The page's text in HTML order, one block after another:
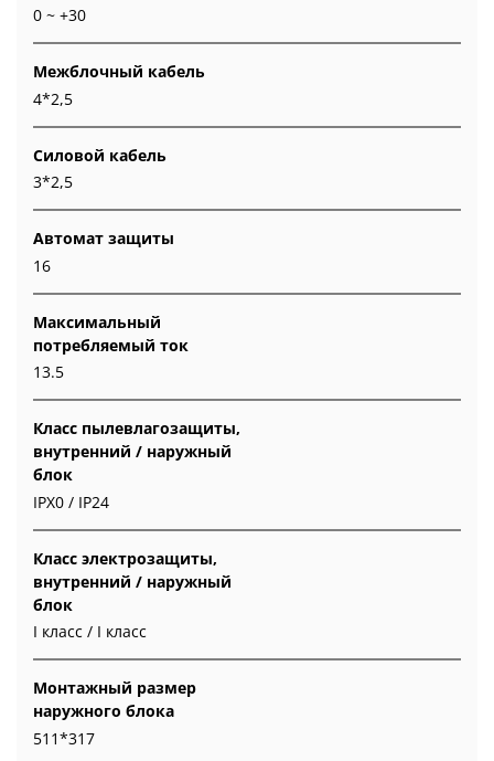
0 ~ +30
Межблочный кабель
4*2,5
Силовой кабель
3*2,5
Автомат защиты
16
Максимальный
потребляемый ток
13.5
Класс пылевлагозащиты,
внутренний / наружный
блок
IPX0 / IP24
Класс электрозащиты,
внутренний / наружный
блок
I класс / I класс
Монтажный размер
наружного блока
511*317